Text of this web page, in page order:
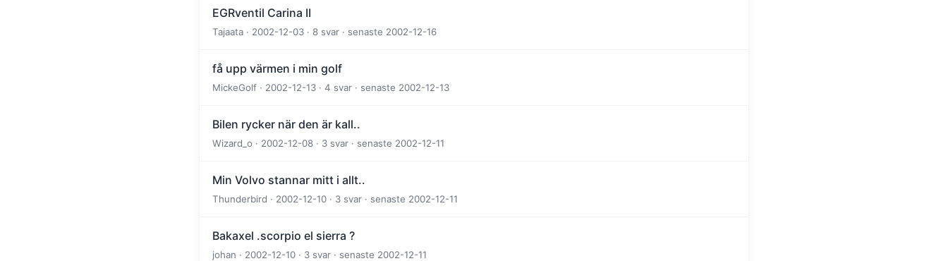
EGRventil Carina II
Tajaata · 2002-12-03 · 8 svar · senaste 2002-12-16
få upp värmen i min golf
MickeGolf · 2002-12-13 · 4 svar · senaste 2002-12-13
Bilen rycker när den är kall..
Wizard_o · 2002-12-08 · 3 svar · senaste 2002-12-11
Min Volvo stannar mitt i allt..
Thunderbird · 2002-12-10 · 3 svar · senaste 2002-12-11
Bakaxel .scorpio el sierra ?
johan · 2002-12-10 · 3 svar · senaste 2002-12-11